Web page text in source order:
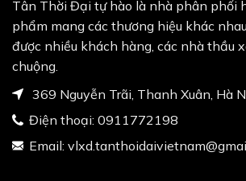
Tân Thời Đại tự hào là nhà phân phối
phẩm mang các thương hiệu khác
được nhiều khách hàng, các nhà thầu
chuộng.
369 Nguyễn Trãi, Thanh Xuân, Hà
Điện thoại: 0911772198
Email: